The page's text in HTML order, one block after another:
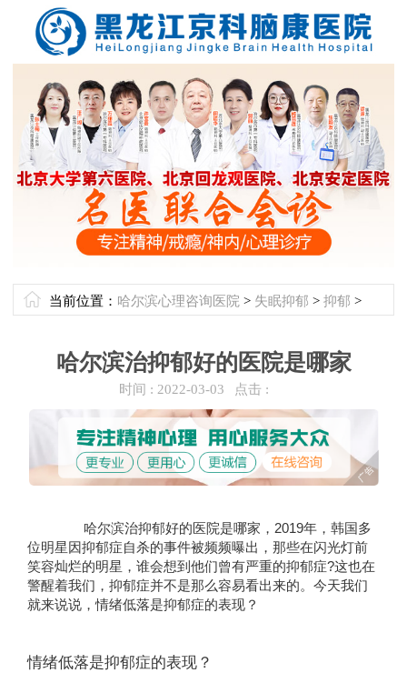
当前位置： 哈尔滨心理咨询医院 > 失眠抑郁 > 抑郁 >
哈尔滨治抑郁好的医院是哪家
时间 : 2022-03-03 点击 :
哈尔滨治抑郁好的医院是哪家， 2019年，韩国多
位明星因抑郁症自杀的事件被频频曝出，那些在闪光灯前
笑容灿烂的明星，谁会想到他们曾有严重的抑郁症?这也在
警醒着我们，抑郁症并不是那么容易看出来的。今天我们
就来说说，情绪低落是抑郁症的表现？
情绪低落是抑郁症的表现？